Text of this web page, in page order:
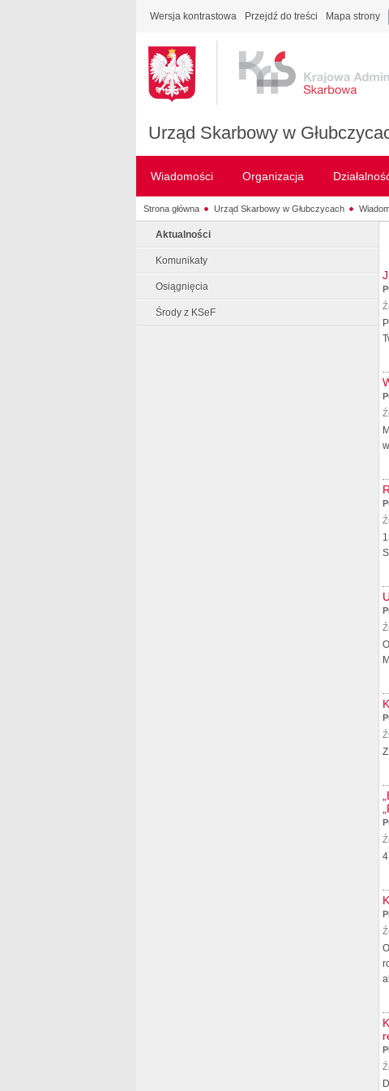
Wersja kontrastowa Przejdź do treści Mapa strony
Urząd Skarbowy w
Wiadomości Organizacja
Strona główna Urząd Skarbowy w Głubczycach
Aktualności
Komunikaty
Osiągnięcia
Środy z KSeF